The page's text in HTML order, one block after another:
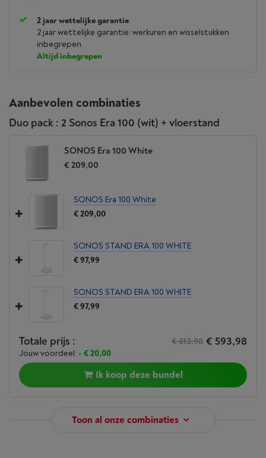
Compact formaat,maximale
veelzijdigheid
Plaats deze speaker waar je maar wilt luisteren. Het
compacte design past overal. Of het nu op je
boekenplank, aanrecht, bureau of nachtkastje is.
Speel vanaf elkedienst of
2 jaar wettelijke garantie
2 jaar wettelijke garantie: werkuren en wisselstukken
inbegrepen.
Altijd inbegrepen
Aanbevolen combinaties
Duo pack : 2 Sonos Era 100 (wit) + vloerstand
SONOS Era 100 White
€ 209,00
SONOS Era 100 White
€ 209,00
SONOS STAND ERA 100 WHITE
€ 97,99
SONOS STAND ERA 100 WHITE
€ 97,99
Totale prijs : € 613,98 € 593,98
Jouw voordeel: - € 20,00
Ik koop deze bundel
Toon al onze combinaties